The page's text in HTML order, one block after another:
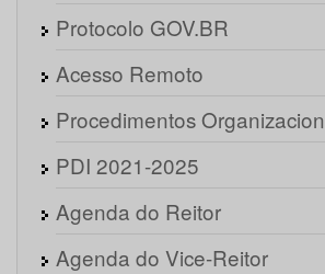
Protocolo GOV.BR
Acesso Remoto
Procedimentos
PDI 2021-2025
Agenda do Reitor
Agenda do Vice-Reitor